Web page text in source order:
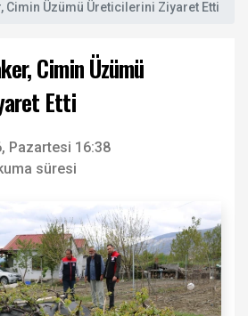
Cimin Üzümü Üreticilerini Ziyaret Etti
Cimin Üzümü
Etti
Pazartesi 16:38
süresi